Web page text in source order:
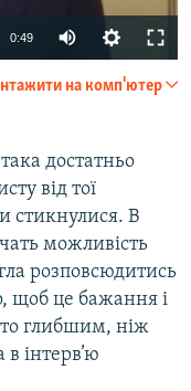
0:49
на комп'ютер
достатньо
від тої
стикнулися. В
можливість
розповсюдитись
щоб це бажання і
глибшим, ніж
інтерв’ю